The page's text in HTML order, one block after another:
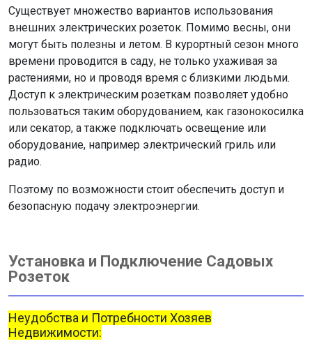
Существует множество вариантов использования
внешних электрических розеток. Помимо весны, они
могут быть полезны и летом. В курортный сезон много
времени проводится в саду, не только ухаживая за
растениями, но и проводя время с близкими людьми.
Доступ к электрическим розеткам позволяет удобно
пользоваться таким оборудованием, как газонокосилка
или секатор, а также подключать освещение или
оборудование, например электрический гриль или
радио.
Поэтому по возможности стоит обеспечить доступ и
безопасную подачу электроэнергии.
Установка и Подключение Садовых
Розеток
Неудобства и Потребности Хозяев
Недвижимости: